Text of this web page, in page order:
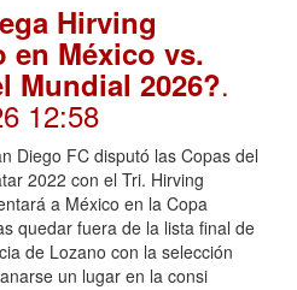
Hirving
en México vs.
Mundial 2026?.
12:58
Diego FC disputó las Copas del
2022 con el Tri. Hirving
a México en la Copa
quedar fuera de la lista final de
de Lozano con la selección
un lugar en la consi